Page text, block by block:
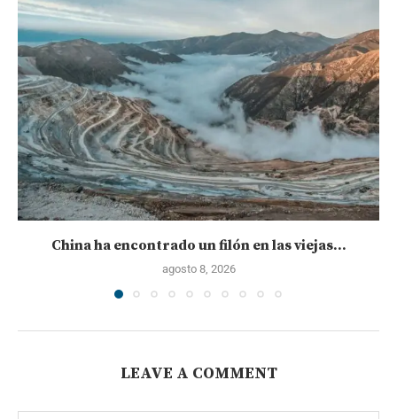
China ha encontrado un filón en las viejas...
agosto 8, 2026
LEAVE A COMMENT